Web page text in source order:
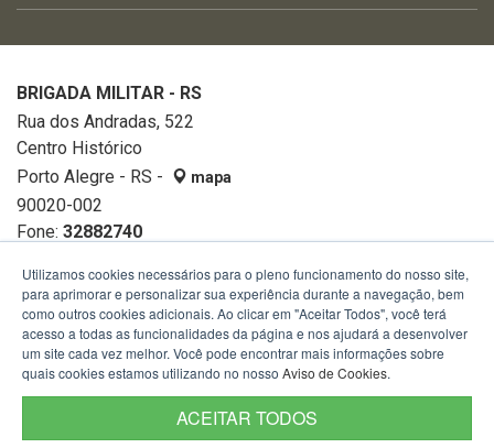
BRIGADA MILITAR - RS
Rua dos Andradas, 522
Centro Histórico
Porto Alegre - RS -
mapa
90020-002
Fone: 32882740
Utilizamos cookies necessários para o pleno funcionamento do nosso site,
para aprimorar e personalizar sua experiência durante a navegação, bem
como outros cookies adicionais. Ao clicar em "Aceitar Todos", você terá
acesso a todas as funcionalidades da página e nos ajudará a desenvolver
um site cada vez melhor. Você pode encontrar mais informações sobre
quais cookies estamos utilizando no nosso Aviso de Cookies.
ACEITAR TODOS